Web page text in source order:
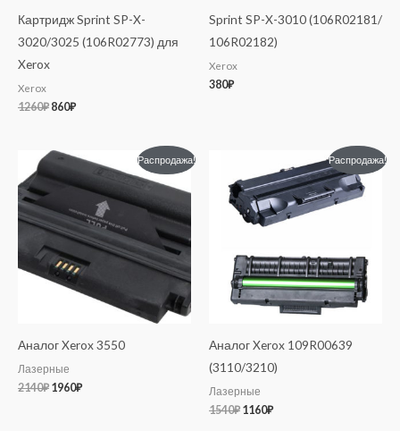
Картридж Sprint SP-X-
3020/3025 (106R02773) для
Xerox
Xerox
1260₽ 860₽
Sprint SP-X-3010 (106R02181/
106R02182)
Xerox
380₽
Распродажа!
Аналог Xerox 3550
Лазерные
2140₽
Первоначальная
цена
составляла
1960₽
Текущая
цена:
1960₽.
Распродажа!
Аналог Xerox 109R00639
(3110/3210)
Лазерные
1540₽
Первоначальная
составляла
1540₽.
1160₽
цена:
1160₽.